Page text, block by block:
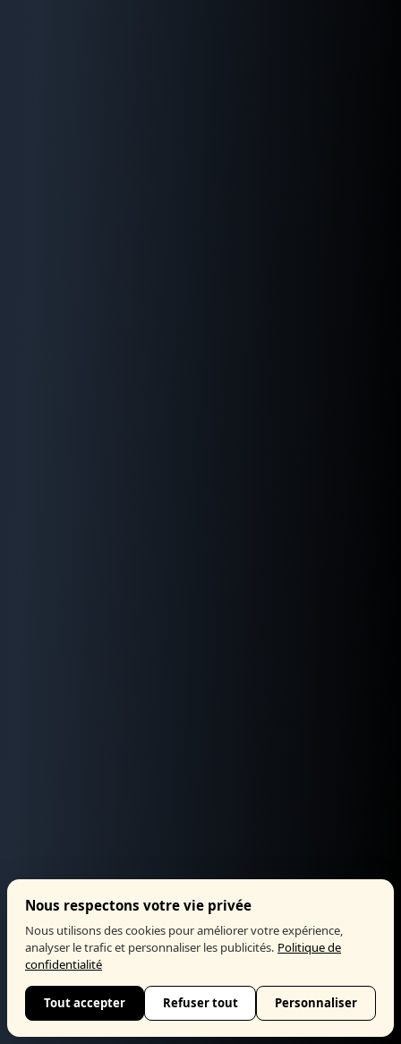
Nous respectons votre vie privée
Nous utilisons des cookies pour améliorer votre expérience,
analyser le trafic et personnaliser les publicités. Politique de
confidentialité
Tout accepter Refuser tout Personnaliser